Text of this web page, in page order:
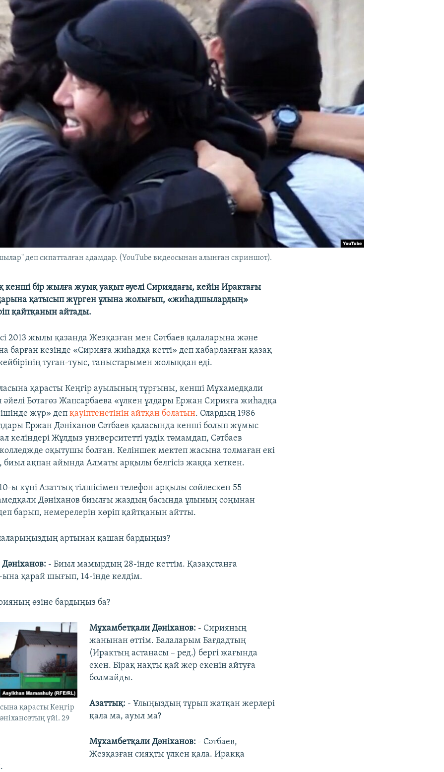
деп сипатталған адамдар. (YouTube видеосынан алынған скриншот).
кенші бір жылға жуық уақыт әуелі Сириядағы, кейін Ирактағы
қатысып жүрген ұлына жолығып, «жиһадшылардың»
қайтқанын айтады.
2013 жылы қазанда Жезқазған мен Сәтбаев қалаларына және
барған кезінде «Сирияға жиһадқа кетті» деп хабарланған қазақ
туған-туыс, таныстарымен жолыққан еді.
қарасты Кеңгір ауылының тұрғыны, кенші Мұхамедқали
әйелі Ботагөз Жапсарбаева «үлкен ұлдары Ержан Сирияға жиһадқа
ішінде жүр» депқауіптенетінін айтқан болатын. Олардың 1986
Ержан Дәніханов Сәтбаев қаласында кенші болып жұмыс
келіндері Жұлдыз университетті үздік тәмамдап, Сәтбаев
оқытушы болған. Келіншек мектеп жасына толмаған екі
биыл ақпан айында Алматы арқылы белгісіз жаққа кеткен.
ы күні Азаттық тілшісімен телефон арқылы сөйлескен 55
Дәніханов биылғы жаздың басында ұлының соңынан
барып, немерелерін көріп қайтқанын айтты.
артынан қашан бардыңыз?
- Биыл мамырдың 28-інде кеттім. Қазақстанға
қарай шығып, 14-інде келдім.
өзіне бардыңыз ба?
қарасты Кеңгір
үйі. 29
Мұхамбетқали Дәніханов: - Сирияның
жанынан өттім. Балаларым Бағдадтың
(Ирактың астанасы – ред.) бергі жағында
екен. Бірақ нақты қай жер екенін айтуға
болмайды.
Азаттық: - Ұлыңыздың тұрып жатқан жерлері
қала ма, ауыл ма?
Мұхамбетқали Дәніханов: - Сәтбаев,
Жезқазған сияқты үлкен қала. Иракқа